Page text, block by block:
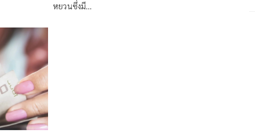
หยวนซึ่งมี…